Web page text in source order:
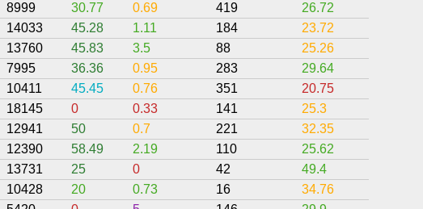
8999 30.77 0.69 419 26.72
14033 45.28 1.11 184 23.72
13760 45.83 3.5 88 25.26
7995 36.36 0.95 283 29.64
10411 45.45 0.76 351 20.75
18145 0 0.33 141 25.3
12941 50 0.7 221 32.35
12390 58.49 2.19 110 25.62
13731 25 0 42 49.4
10428 20 0.73 16 34.76